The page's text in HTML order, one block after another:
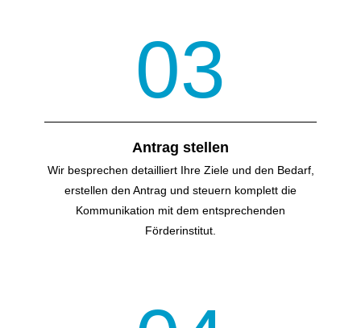
03
Antrag stellen
Wir besprechen detailliert Ihre Ziele und den Bedarf,
erstellen den Antrag und steuern komplett die
Kommunikation mit dem entsprechenden
Förderinstitut.